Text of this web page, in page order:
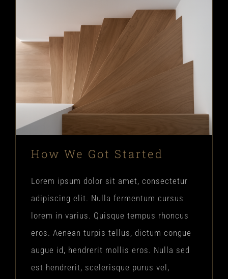
How We Got Started
Lorem ipsum dolor sit amet, consectetur
adipiscing elit. Nulla fermentum cursus
lorem in varius. Quisque tempus rhoncus
eros. Aenean turpis tellus, dictum congue
augue id, hendrerit mollis eros. Nulla sed
est hendrerit, scelerisque purus vel,